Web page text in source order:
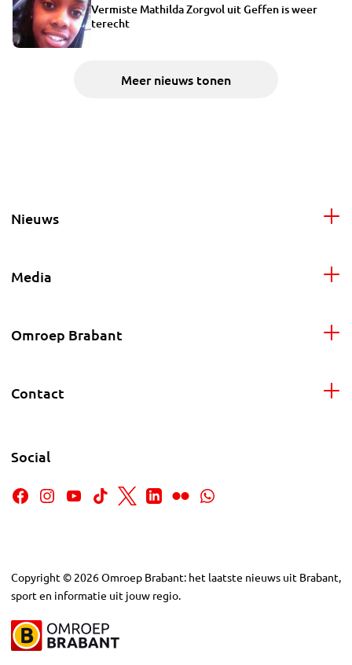
Vermiste Mathilda Zorgvol uit Geffen is weer
terecht
Meer nieuws tonen
Nieuws
Media
Omroep Brabant
Contact
Social
Copyright © 2026Omroep Brabant: het laatste nieuws uit Brabant,
sport en informatie uit jouw regio.